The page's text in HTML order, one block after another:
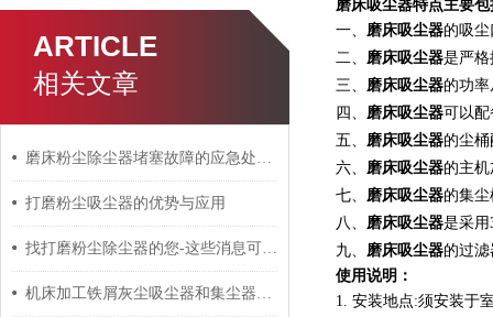
ARTICLE
相关文章
磨床粉尘除尘器堵塞故障的应急处理与预防措施
打磨粉尘吸尘器的优势与应用
找打磨粉尘除尘器的您-这些消息可以了解一下
机床加工铁屑灰尘吸尘器和集尘器的区别
磨床吸尘器特点主要包
一、 磨床吸尘器的吸
二、 磨床吸尘器是严
三、 磨床吸尘器的功
四、 磨床吸尘器可以
五、 磨床吸尘器的尘
六、 磨床吸尘器的主
七、 磨床吸尘器的集
八、 磨床吸尘器是采用
九、 磨床吸尘器的过
使用说明：
1. 安装地点:须安装于